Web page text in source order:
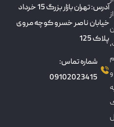
آدرس: تهران بازار بزرگ 15 خرداد
خیابان ناصر خسرو کوچه مروی
پلاک 125
شماره تماس:
09102023415